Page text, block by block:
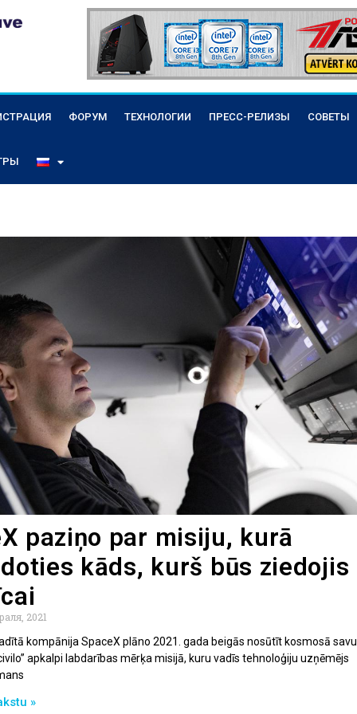
ФОРУМ ТЕХНОЛОГИИ ПРЕСС-РЕЛИЗЫ СОВЕТЫ
paziņo par misiju, kurā
kāds, kurš būs ziedojis
2021
kompānija SpaceX plāno 2021. gada beigās nosūtīt kosmosā savu
apkalpi labdarības mērķa misijā, kuru vadīs tehnoloģiju uzņēmējs
»